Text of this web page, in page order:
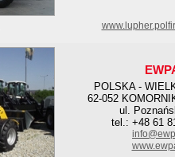
POLSKA -
62-052
ul.
tel.: +48 61